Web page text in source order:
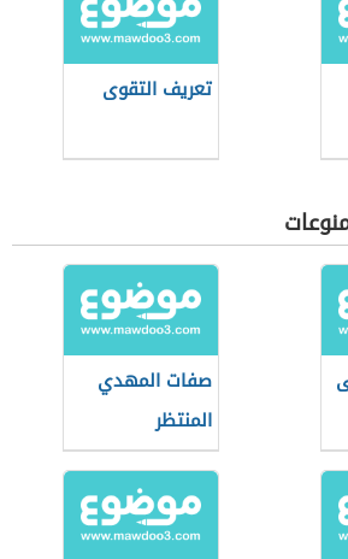
تعريف التقوى
صفات المهدي
المنتظر